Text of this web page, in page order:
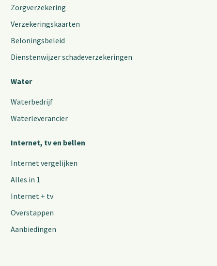
Zorgverzekering
Verzekeringskaarten
Beloningsbeleid
Dienstenwijzer schadeverzekeringen
Water
Waterbedrijf
Waterleverancier
Internet, tv en bellen
Internet vergelijken
Alles in 1
Internet + tv
Overstappen
Aanbiedingen